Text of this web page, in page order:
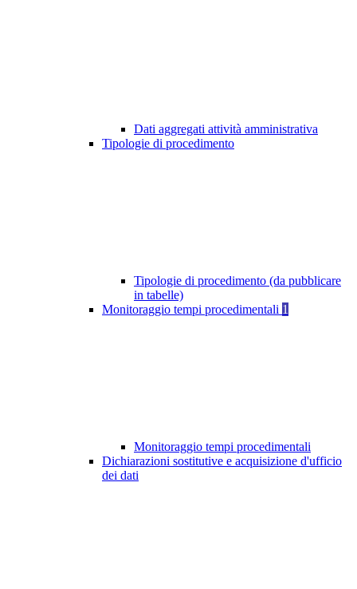
Dati aggregati attività amministrativa
Tipologie di procedimento
Tipologie di procedimento (da pubblicare
in tabelle)
Monitoraggio tempi procedimentali 1
Monitoraggio tempi procedimentali
Dichiarazioni sostitutive e acquisizione d'ufficio
dei dati